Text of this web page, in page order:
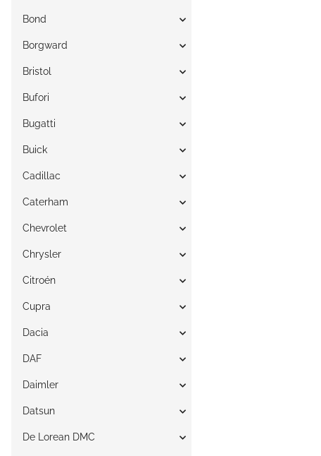
Bond
Borgward
Bristol
Bufori
Bugatti
Buick
Cadillac
Caterham
Chevrolet
Chrysler
Citroén
Cupra
Dacia
DAF
Daimler
Datsun
De Lorean DMC